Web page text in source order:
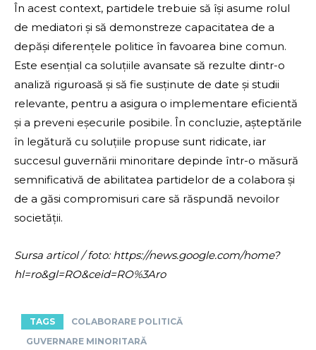
În acest context, partidele trebuie să își asume rolul
de mediatori și să demonstreze capacitatea de a
depăși diferențele politice în favoarea bine comun.
Este esențial ca soluțiile avansate să rezulte dintr-o
analiză riguroasă și să fie susținute de date și studii
relevante, pentru a asigura o implementare eficientă
și a preveni eșecurile posibile. În concluzie, așteptările
în legătură cu soluțiile propuse sunt ridicate, iar
succesul guvernării minoritare depinde într-o măsură
semnificativă de abilitatea partidelor de a colabora și
de a găsi compromisuri care să răspundă nevoilor
societății.
Sursa articol / foto: https://news.google.com/home?
hl=ro&gl=RO&ceid=RO%3Aro
TAGS
COLABORARE POLITICĂ
GUVERNARE MINORITARĂ